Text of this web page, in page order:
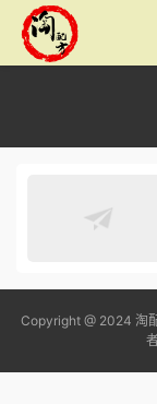
Copyright @ 2024 淘